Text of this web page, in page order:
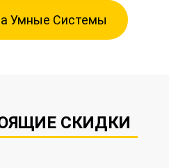
Умные Системы
СКИДКИ